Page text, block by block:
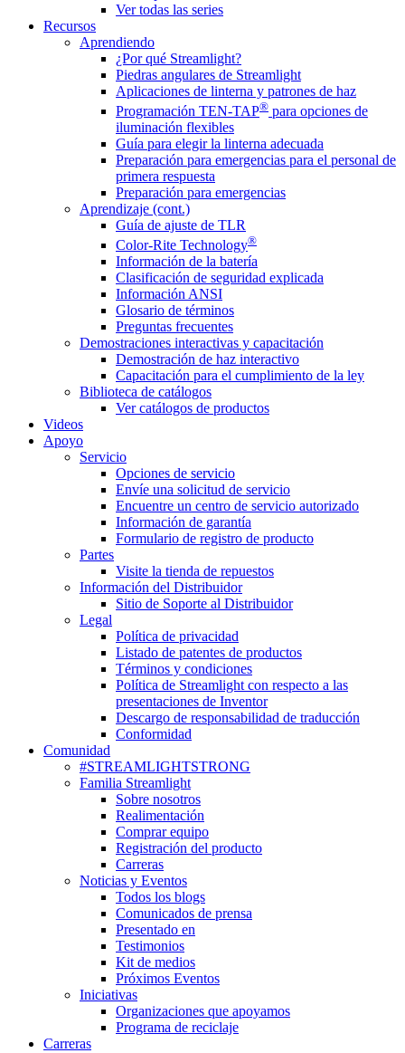
Ver todas las series
Recursos
Aprendiendo
¿Por qué Streamlight?
Piedras angulares de Streamlight
Aplicaciones de linterna y patrones de haz
Programación TEN-TAP® para opciones de
iluminación flexibles
Guía para elegir la linterna adecuada
Preparación para emergencias para el personal de
primera respuesta
Preparación para emergencias
Aprendizaje (cont.)
Guía de ajuste de TLR
Color-Rite Technology®
Información de la batería
Clasificación de seguridad explicada
Información ANSI
Glosario de términos
Preguntas frecuentes
Demostraciones interactivas y capacitación
Demostración de haz interactivo
Capacitación para el cumplimiento de la ley
Biblioteca de catálogos
Ver catálogos de productos
Videos
Apoyo
Servicio
Opciones de servicio
Envíe una solicitud de servicio
Encuentre un centro de servicio autorizado
Información de garantía
Formulario de registro de producto
Partes
Visite la tienda de repuestos
Información del Distribuidor
Sitio de Soporte al Distribuidor
Legal
Política de privacidad
Listado de patentes de productos
Términos y condiciones
Política de Streamlight con respecto a las
presentaciones de Inventor
Descargo de responsabilidad de traducción
Conformidad
Comunidad
#STREAMLIGHTSTRONG
Familia Streamlight
Sobre nosotros
Realimentación
Comprar equipo
Registración del producto
Carreras
Noticias y Eventos
Todos los blogs
Comunicados de prensa
Presentado en
Testimonios
Kit de medios
Próximos Eventos
Iniciativas
Organizaciones que apoyamos
Programa de reciclaje
Carreras